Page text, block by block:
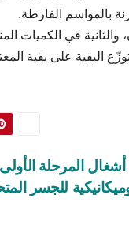
بالمواسم الفارطة.
والثانية في الكميات
و90 بالمائة منها بتستور فيما تتوزّع
المرحلة
للجسر